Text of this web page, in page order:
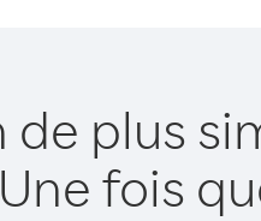
de plus
Une fois